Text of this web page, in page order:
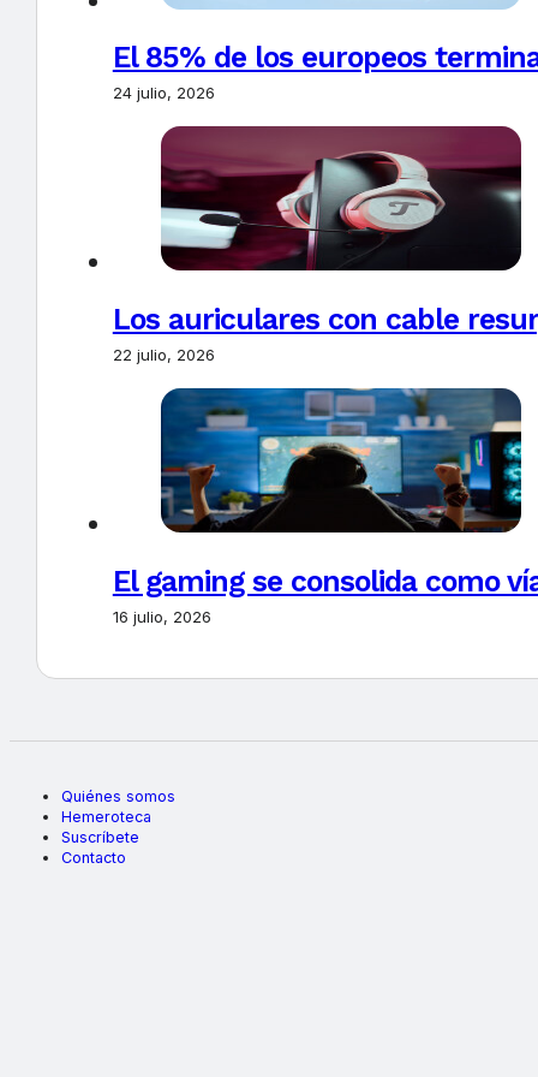
El 85% de los europeos
24 julio, 2026
Los auriculares con cable
22 julio, 2026
El gaming se consolida como
16 julio, 2026
Quiénes somos
Hemeroteca
Suscríbete
Contacto